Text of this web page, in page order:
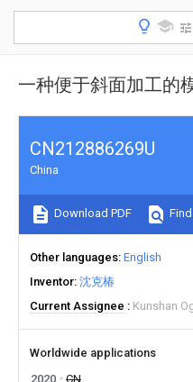
一种便于斜面加工的
CN212886269U
China
Download PDF
Other languages English
Inventor 沈克椿
Current Assignee
Kunshan
Worldwide applications
2020
CN